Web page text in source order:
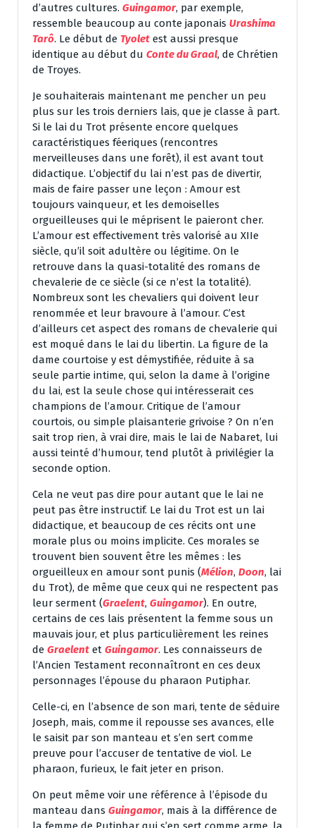
d’autres cultures. Guingamor, par exemple,
ressemble beaucoup au conte japonais Urashima
Tarô. Le début de Tyolet est aussi presque
identique au début du Conte du Graal, de Chrétien
de Troyes.
Je souhaiterais maintenant me pencher un peu
plus sur les trois derniers lais, que je classe à part.
Si le lai du Trot présente encore quelques
caractéristiques féeriques (rencontres
merveilleuses dans une forêt), il est avant tout
didactique. L’objectif du lai n’est pas de divertir,
mais de faire passer une leçon : Amour est
toujours vainqueur, et les demoiselles
orgueilleuses qui le méprisent le paieront cher.
L’amour est effectivement très valorisé au XIIe
siècle, qu’il soit adultère ou légitime. On le
retrouve dans la quasi-totalité des romans de
chevalerie de ce siècle (si ce n’est la totalité).
Nombreux sont les chevaliers qui doivent leur
renommée et leur bravoure à l’amour. C’est
d’ailleurs cet aspect des romans de chevalerie qui
est moqué dans le lai du libertin. La figure de la
dame courtoise y est démystifiée, réduite à sa
seule partie intime, qui, selon la dame à l’origine
du lai, est la seule chose qui intéresserait ces
champions de l’amour. Critique de l’amour
courtois, ou simple plaisanterie grivoise ? On n’en
sait trop rien, à vrai dire, mais le lai de Nabaret, lui
aussi teinté d’humour, tend plutôt à privilégier la
seconde option.
Cela ne veut pas dire pour autant que le lai ne
peut pas être instructif. Le lai du Trot est un lai
didactique, et beaucoup de ces récits ont une
morale plus ou moins implicite. Ces morales se
trouvent bien souvent être les mêmes : les
orgueilleux en amour sont punis (Mélion, Doon, lai
du Trot), de même que ceux qui ne respectent pas
leur serment (Graelent, Guingamor). En outre,
certains de ces lais présentent la femme sous un
mauvais jour, et plus particulièrement les reines
de Graelent et Guingamor. Les connaisseurs de
l’Ancien Testament reconnaîtront en ces deux
personnages l’épouse du pharaon Putiphar.
Celle-ci, en l’absence de son mari, tente de séduire
Joseph, mais, comme il repousse ses avances, elle
le saisit par son manteau et s’en sert comme
preuve pour l’accuser de tentative de viol. Le
pharaon, furieux, le fait jeter en prison.
On peut même voir une référence à l’épisode du
manteau dans Guingamor, mais à la différence de